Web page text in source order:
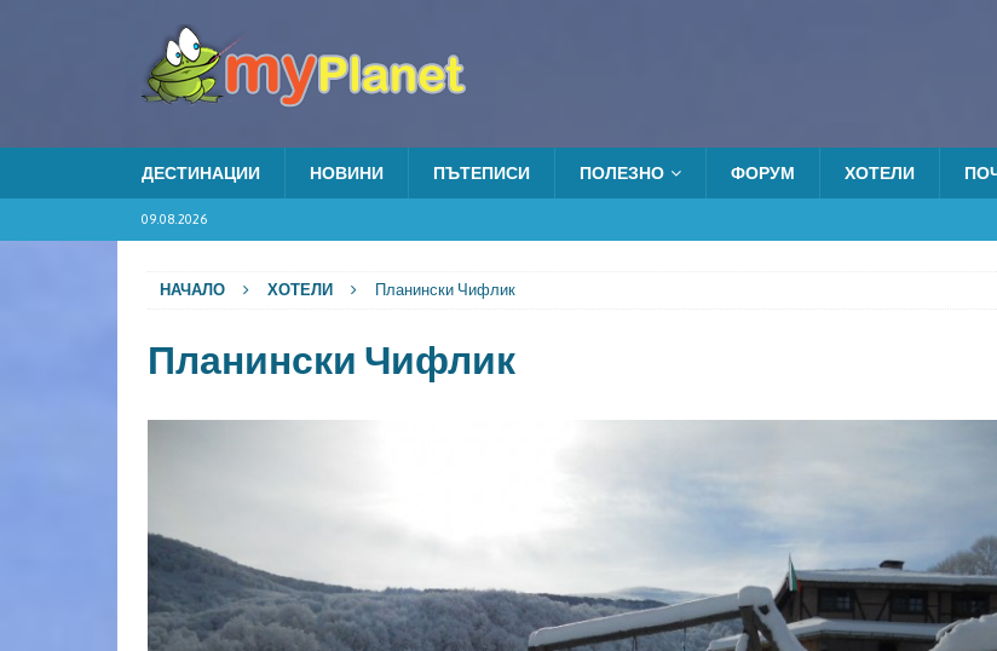
ДЕСТИНАЦИИ НОВИНИ ПЪТЕПИСИ ПОЛЕЗНО ФОРУМ ХОТЕЛИ
09.08.2026
НАЧАЛО ХОТЕЛИ Планински Чифлик
Планински Чифлик